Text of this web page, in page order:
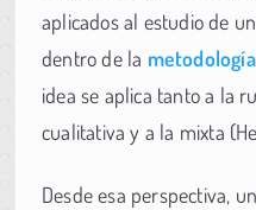
aplicados al estudio de
dentro de la
idea se aplica tanto a la
cualitativa y a la mixta
Desde esa perspectiva,